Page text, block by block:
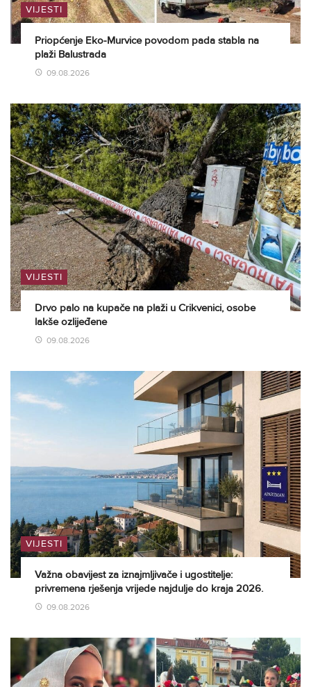
VIJESTI
Priopćenje Eko-Murvice povodom pada stabla na
plaži Balustrada
09.08.2026
VIJESTI
Drvo palo na kupače na plaži u Crikvenici, osobe
lakše ozlijeđene
09.08.2026
VIJESTI
Važna obavijest za iznajmljivače i ugostitelje:
privremena rješenja vrijede najdulje do kraja 2026.
09.08.2026